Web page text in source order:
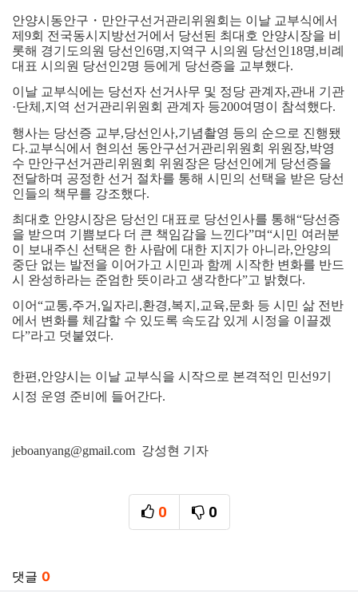
안양시동안구 ・ 만안구선거관리위원회는 이날 교부식에서
제 9회 전국동시지방선거에서 당선된 최대호 안양시장을 비
롯해 경기도의원 당선인6명,지역구 시의원 당선인18명,비례
대표 시의원 당선인2명 등에게 당선증을 교부했다.
이날 교부식에는 당선자 선거사무 및 정당 관계자,관내 기관
·단체 ,지역 선거관리위원회 관계자 등200여명이 참석했다.
행사는 당선증 교부,당선인사,기념촬영 등의 순으로 진행됐
다.교부식에서 현의선 동안구선거관리위원회 위원장,박영
수 만안구선거관리위원회 위원장은 당선인에게 당선증을
전달하며 공정한 선거 절차를 통해 시민의 선택을 받은 당선
인들의 책무를 강조했다.
최대호 안양시장은 당선인 대표로 당선인사를 통해“당선증
을 받으며 기쁨보다 더 큰 책임감을 느낀다”며“시민 여러분
이 보내주신 선택은 한 사람에 대한 지지가 아니라,안양의
중단 없는 발전을 이어가고 시민과 함께 시작한 변화를 반드
시 완성하라는 준엄한 뜻이라고 생각한다”고 밝혔다.
이어“교통,주거 ,일자리 ,환경,복지 ,교육,문화 등 시민 삶 전반
에서 변화를 체감할 수 있도록 속도감 있게 시정을 이끌겠
다”라고 덧붙였다.
한편,안양시는 이날 교부식을 시작으로 본격적인 민선9기
시정 운영 준비에 들어간다.
jeboanyang@gmail.com 강성현 기자
0
추천
0
비추천
댓글 0